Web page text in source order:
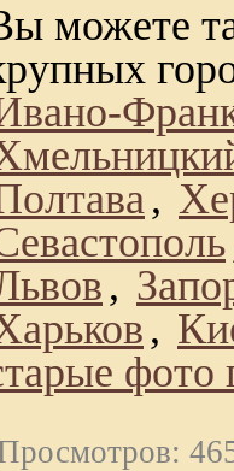
можете
,
,
,
фото